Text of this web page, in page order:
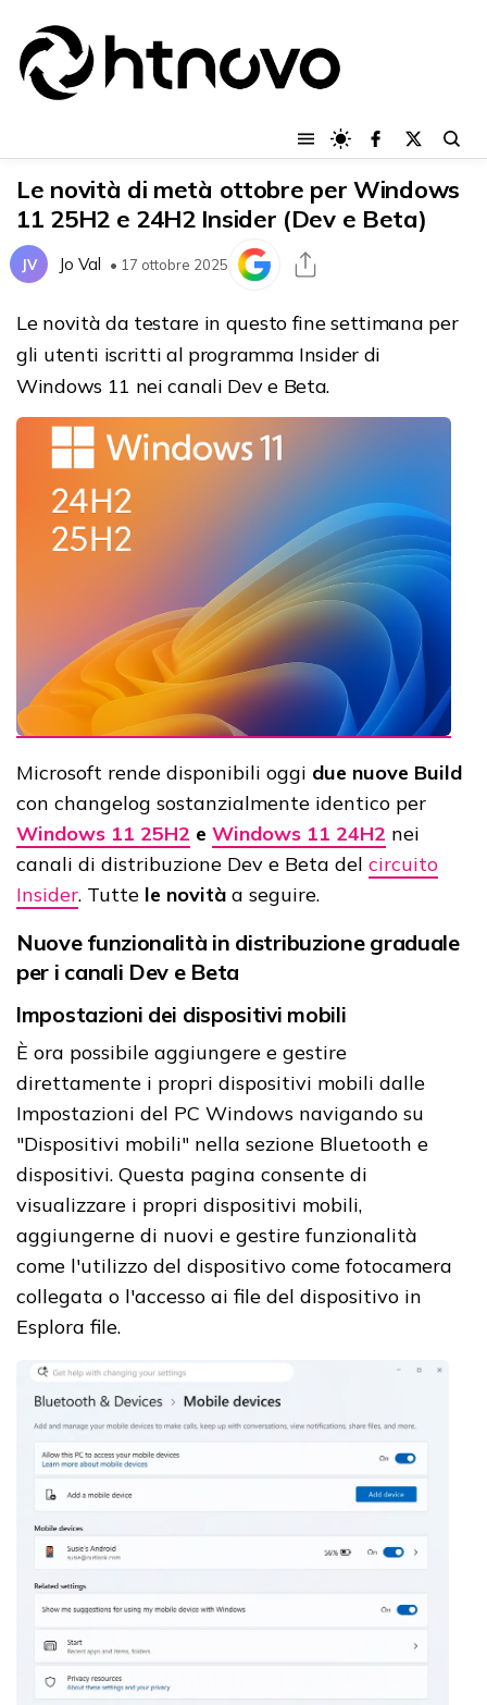
Le novità di metà ottobre per Windows
11 25H2 e 24H2 Insider (Dev e Beta)
JV Jo Val • 17 ottobre 2025
Le novità da testare in questo fine settimana per
gli utenti iscritti al programma Insider di
Windows 11 nei canali Dev e Beta.
Microsoft rende disponibili oggi due nuove Build
con changelog sostanzialmente identico per
Windows 11 25H2 e Windows 11 24H2 nei
canali di distribuzione Dev e Beta del circuito
Insider. Tutte le novità a seguire.
Nuove funzionalità in distribuzione graduale
per i canali Dev e Beta
Impostazioni dei dispositivi mobili
È ora possibile aggiungere e gestire
direttamente i propri dispositivi mobili dalle
Impostazioni del PC Windows navigando su
"Dispositivi mobili" nella sezione Bluetooth e
dispositivi. Questa pagina consente di
visualizzare i propri dispositivi mobili,
aggiungerne di nuovi e gestire funzionalità
come l'utilizzo del dispositivo come fotocamera
collegata o l'accesso ai file del dispositivo in
Esplora file.